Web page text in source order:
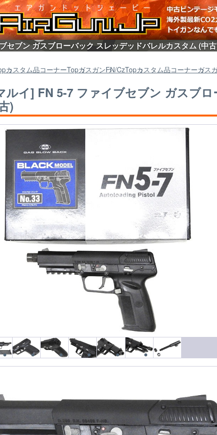
セブン ガスブローバック スレッデッドバレルカスタム (中
カスタム品コーナーTopガスガンFN/CzTopカスタム品コーナーガス
ルイ] FN 5-7 ファイブセブン ガスブ
)